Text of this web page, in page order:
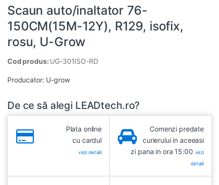
Scaun auto/inaltator 76-
150CM(15M-12Y), R129, isofix,
rosu, U-Grow
Cod produs: UG-301ISO-RD
Producator: U-grow
De ce să alegi LEADtech.ro?
Plata online
cu cardul
vezi detalii
Comenzi predate
curierului in aceeasi
zi pana in ora 15:00 vezi
detalii